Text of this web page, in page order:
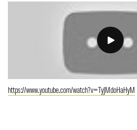
https://www.youtube.com/watch?v=TyJMdoHaHyM